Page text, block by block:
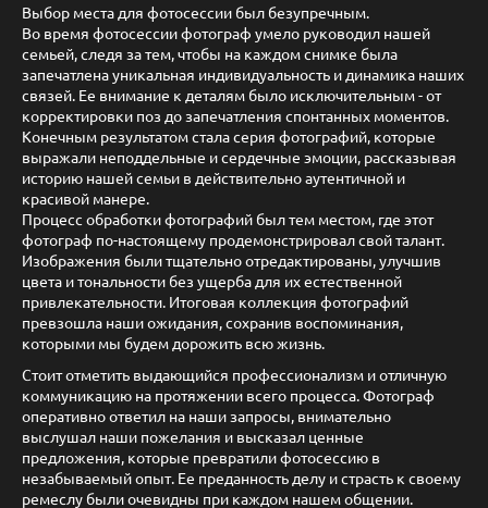
Выбор места для фотосессии был безупречным.
Во время фотосессии фотограф умело руководил нашей
семьей, следя за тем, чтобы на каждом снимке была
запечатлена уникальная индивидуальность и динамика наших
связей. Ее внимание к деталям было исключительным - от
корректировки поз до запечатления спонтанных моментов.
Конечным результатом стала серия фотографий, которые
выражали неподдельные и сердечные эмоции, рассказывая
историю нашей семьи в действительно аутентичной и
красивой манере.
Процесс обработки фотографий был тем местом, где этот
фотограф по-настоящему продемонстрировал свой талант.
Изображения были тщательно отредактированы, улучшив
цвета и тональности без ущерба для их естественной
привлекательности. Итоговая коллекция фотографий
превзошла наши ожидания, сохранив воспоминания,
которыми мы будем дорожить всю жизнь.
Стоит отметить выдающийся профессионализм и отличную
коммуникацию на протяжении всего процесса. Фотограф
оперативно ответил на наши запросы, внимательно
выслушал наши пожелания и высказал ценные
предложения, которые превратили фотосессию в
незабываемый опыт. Ее преданность делу и страсть к своему
ремеслу были очевидны при каждом нашем общении.